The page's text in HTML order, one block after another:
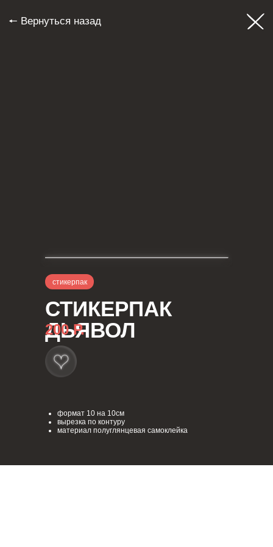
стикерпак
СТИКЕРПАК
ДЬЯВОЛ
200 Р.
формат 10 на 10см
вырезка по контуру
материал полуглянцевая самоклейка